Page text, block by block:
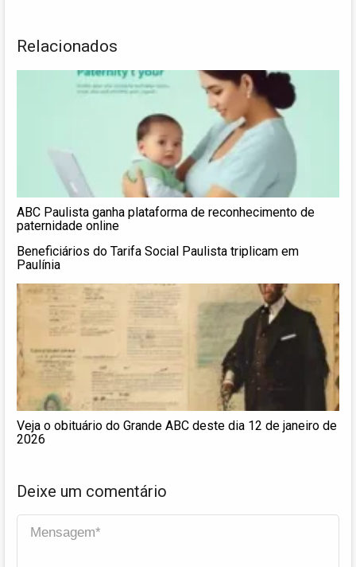
Relacionados
ABC Paulista ganha plataforma de reconhecimento de
paternidade online
Beneficiários do Tarifa Social Paulista triplicam em
Paulínia
Veja o obituário do Grande ABC deste dia 12 de janeiro de
2026
Deixe um comentário